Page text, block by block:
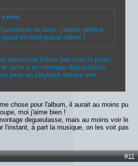
a écrit:
ou avec, j'aurais préféré
en fond quand même !
réunissent même pas pour la photo
qu'on a un montage dégueulasse,
jouer en playback devant une
chose pour l'album, il aurait au moins pu
moi j'aime bien !
degueulasse, mais au moins voir le
l'instant, à part la musique, on les voit pas
#11